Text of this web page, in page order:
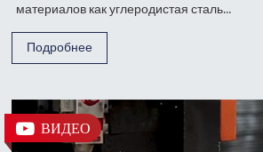
материалов как углеродистая сталь...
Подробнее
ВИДЕО